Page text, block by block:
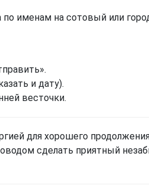
именам на сотовый или
и дату).
весточки.
для хорошего
сделать приятный